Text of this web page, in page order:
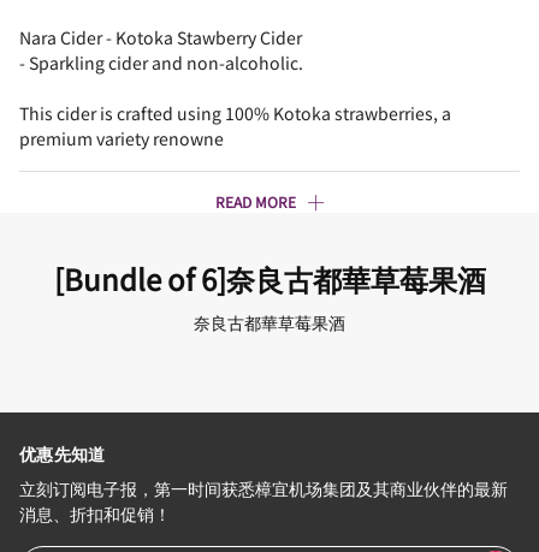
Nara Cider - Kotoka Stawberry Cider
- Sparkling cider and non-alcoholic.
This cider is crafted using 100% Kotoka strawberries, a
premium variety renowne
READ MORE
[Bundle of 6]奈良古都華草莓果酒
奈良古都華草莓果酒
优惠先知道
立刻订阅电子报，第一时间获悉樟宜机场集团及其商业伙伴的最新
消息、折扣和促销！